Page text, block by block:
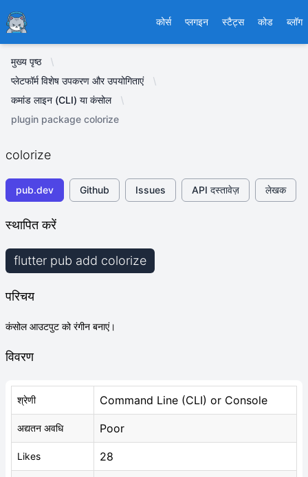
Ducafecat कोर्स प्लगइन स्टैट्स कोड ब्लॉग
मुख्य पृष्ठ
प्लेटफॉर्म विशेष उपकरण और उपयोगिताएं
कमांड लाइन (CLI) या कंसोल
plugin package colorize
colorize
pub.dev Github Issues API दस्तावेज़ लेखक
स्थापित करें
flutter pub add colorize
परिचय
कंसोल आउटपुट को रंगीन बनाएं।
विवरण
श्रेणी Command Line (CLI) or Console
अद्यतन अवधि Poor
Likes 28